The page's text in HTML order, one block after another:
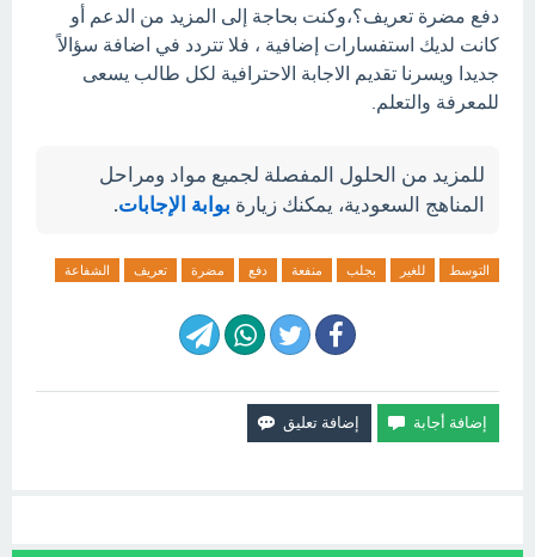
دفع مضرة تعريف؟،وكنت بحاجة إلى المزيد من الدعم أو
كانت لديك استفسارات إضافية ، فلا تتردد في اضافة سؤالاً
جديدا ويسرنا تقديم الاجابة الاحترافية لكل طالب يسعى
للمعرفة والتعلم.
للمزيد من الحلول المفصلة لجميع مواد ومراحل
المناهج السعودية، يمكنك زيارة بوابة الإجابات.
التوسط للغير بجلب منفعة دفع مضرة تعريف الشفاعة